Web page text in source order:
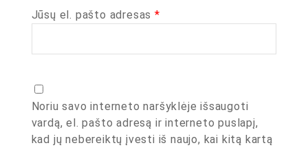
Jūsų el. pašto adresas *
Noriu savo interneto naršyklėje išsaugoti
vardą, el. pašto adresą ir interneto puslapį,
kad jų nebereiktų įvesti iš naujo, kai kitą kartą